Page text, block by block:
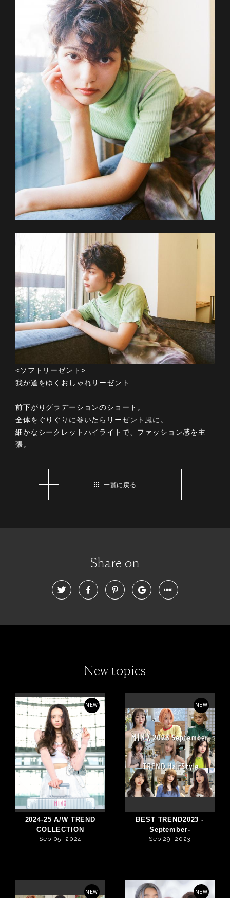
<ソフトリーゼント>
我が道をゆくおしゃれリーゼント
前下がりグラデーションのショート。
全体をぐりぐりに巻いたらリーゼント風に。
細かなシークレットハイライトで、ファッション感を主
張。
一覧に戻る
Share on
New topics
NEW
2024-25 A/W TREND
COLLECTION
Sep 05, 2024
NEW
BEST TREND2023 -
September-
Sep 29, 2023
NEW NEW